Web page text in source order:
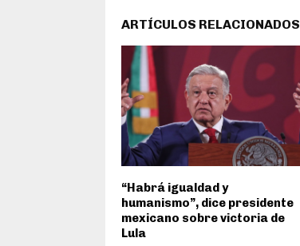
ARTÍCULOS RELACIONADOS
“Habrá igualdad y
humanismo”, dice presidente
mexicano sobre victoria de
Lula